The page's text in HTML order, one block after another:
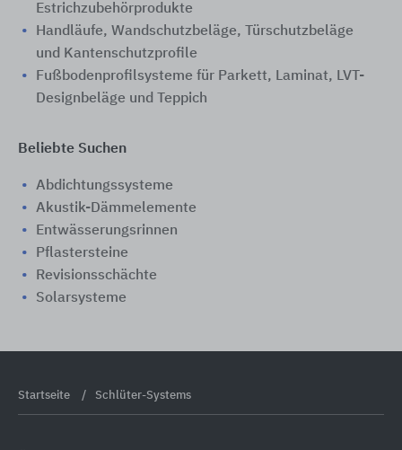
Estrichzubehörprodukte
Handläufe, Wandschutzbeläge, Türschutzbeläge
und Kantenschutzprofile
Fußbodenprofilsysteme für Parkett, Laminat, LVT-
Designbeläge und Teppich
Beliebte Suchen
Abdichtungssysteme
Akustik-Dämmelemente
Entwässerungsrinnen
Pflastersteine
Revisionsschächte
Solarsysteme
Startseite Schlüter-Systems